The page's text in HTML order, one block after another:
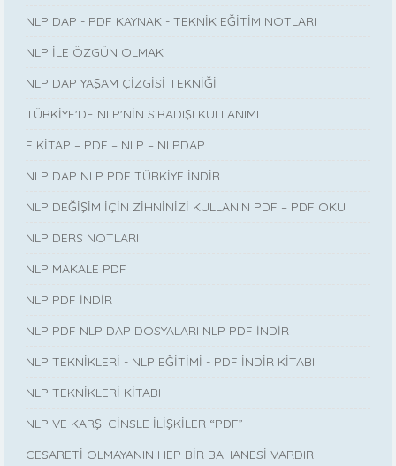
NLP DAP - PDF KAYNAK - TEKNİK EĞİTİM NOTLARI
NLP İLE ÖZGÜN OLMAK
NLP DAP YAŞAM ÇİZGİSİ TEKNİĞİ
TÜRKİYE'DE NLP'NİN SIRADIŞI KULLANIMI
E KİTAP – PDF – NLP – NLPDAP
NLP DAP NLP PDF TÜRKİYE İNDİR
NLP DEĞİŞİM İÇİN ZİHNİNİZİ KULLANIN PDF – PDF OKU
NLP DERS NOTLARI
NLP MAKALE PDF
NLP PDF İNDİR
NLP PDF NLP DAP DOSYALARI NLP PDF İNDİR
NLP TEKNİKLERİ - NLP EĞİTİMİ - PDF İNDİR KİTABI
NLP TEKNİKLERİ KİTABI
NLP VE KARŞI CİNSLE İLİŞKİLER “PDF”
CESARETİ OLMAYANIN HEP BİR BAHANESİ VARDIR